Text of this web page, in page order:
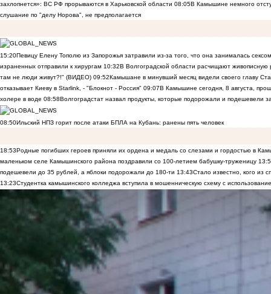
захлопнется»: ВС РФ прорываются в Харьковской области 08:05В Камышине немного
слушание по "делу Норова", не предполагается
15:20Певицу Елену Тополю из Запорожья затравили из-за того, что она занималась
израненных отправили к хирургам 10:32В Волгоградской области расчищают
там не люди живут?!" (ВИДЕО) 09:52Камышане в минувший месяц видели своего главу
отказывает Киеву в Starlink, - "Блокнот - Россия" 09:07В Камышине сегодня, 8 августа,
холере в воде 08:58Волгоградстат назвал продукты, которые подорожали и подешевели
08:50Ильский НПЗ горит после атаки БПЛА на Кубань: ранены пять человек
18:53Родные погибших героев приняли их ордена и медаль со слезами и гордостью в
маленьком селе Камышинского района поздравили со 100-летием бабушку-труженицу
подешевели до 35 рублей, а яблоки подорожали до 180-ти 13:43Стало известно, кого из
13:23Студентка камышинского колледжа вступила в мошенническую схему с